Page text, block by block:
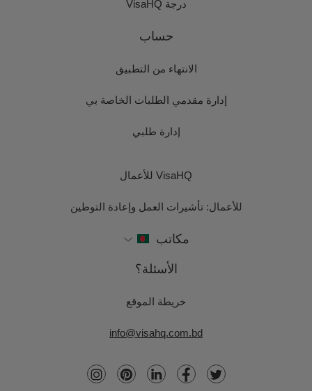
درجة VisaHQ
حساب
الانتهاء من التطبيق
إدارة مقدمي الطلبات الخاصة بي
إدارة طلبي
VisaHQ للأعمال
للأعمال: تأشيرات العمل وإعادة التوطين
مكاتب
الأسئلة؟
خريطة الموقع
info@visahq.com.bd